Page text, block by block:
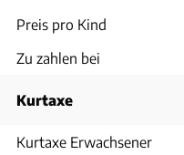
Preis pro Kind
Zu zahlen bei
Kurtaxe
Kurtaxe Erwachsener